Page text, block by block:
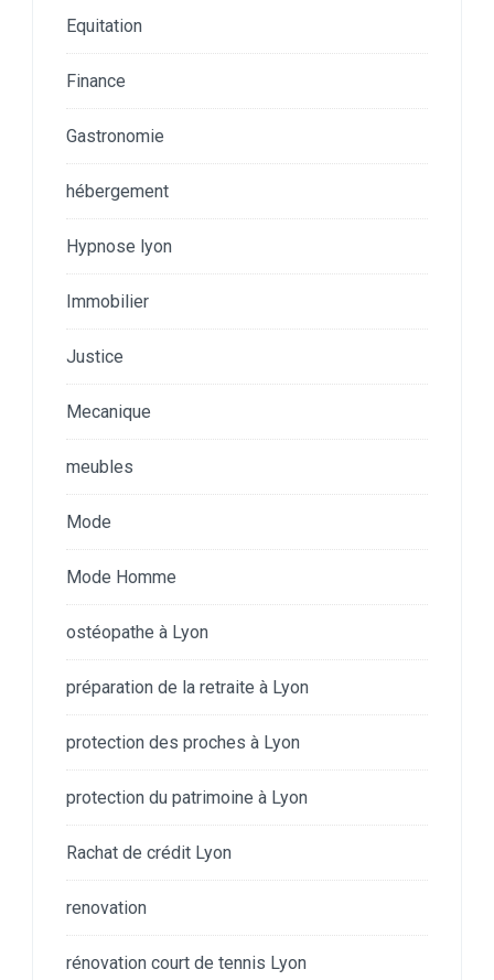
Equitation
Finance
Gastronomie
hébergement
Hypnose lyon
Immobilier
Justice
Mecanique
meubles
Mode
Mode Homme
ostéopathe à Lyon
préparation de la retraite à Lyon
protection des proches à Lyon
protection du patrimoine à Lyon
Rachat de crédit Lyon
renovation
rénovation court de tennis Lyon